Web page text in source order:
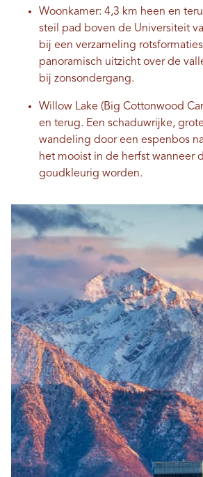
Woonkamer: 4,3 km heen en
steil pad boven de Universiteit
bij een verzameling
panoramisch uitzicht over de
bij zonsondergang.
Willow Lake (Big Cottonwood
en terug. Een schaduwrijke,
wandeling door een espenbos
het mooist in de herfst wanneer
goudkleurig worden.